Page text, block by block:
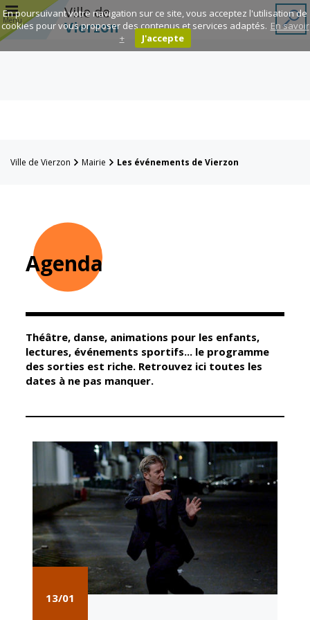
Menu
Ville de
Vierzon
Mairie
Élus
Conseil
Municipal
Services de la
Marchés
publics
Cimetières
Titres
d'identité
État civil
Élections
Jumelages
Guichet unique
Petite enfance
enfance
Scolarité
Établissements
scolaires
Accueil avant
et après classe
Réussite
éducative et
inclusion
Ville de Vierzon Mairie Les événements de Vierzon
Agenda
Théâtre, danse, animations pour les enfants,
lectures, événements sportifs... le programme
des sorties est riche. Retrouvez ici toutes les
dates à ne pas manquer.
13/01
En poursuivant votre navigation sur ce site, vous acceptez l'utilisation de
cookies pour vous proposer des contenus et services adaptés. En savoir
+
J'accepte